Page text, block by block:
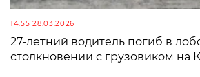
14:55 28.03.2026
27-летний водитель погиб в
столкновении с грузовиком на